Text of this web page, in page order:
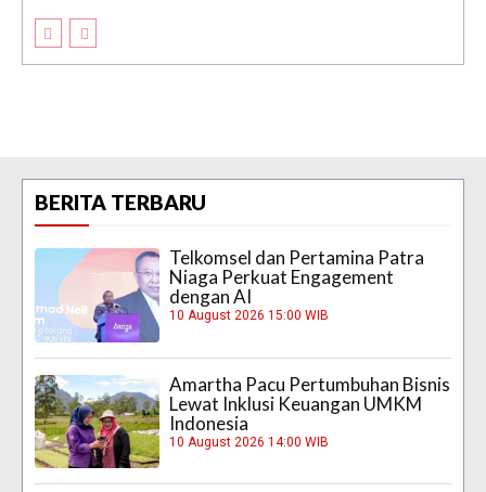
BERITA TERBARU
Telkomsel dan Pertamina Patra
Niaga Perkuat Engagement
dengan AI
10 August 2026 15:00 WIB
Amartha Pacu Pertumbuhan Bisnis
Lewat Inklusi Keuangan UMKM
Indonesia
10 August 2026 14:00 WIB